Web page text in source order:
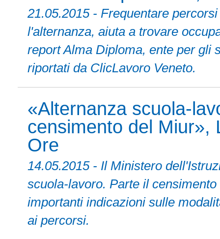
21.05.2015 - Frequentare
l'alternanza, aiuta a trovare
report Alma Diploma, ente per gli
riportati da ClicLavoro Veneto.
«Alternanza scuola-
censimento del Miur»,
Ore
14.05.2015 - Il Ministero
scuola-lavoro. Parte il
importanti indicazioni sulle
ai percorsi.